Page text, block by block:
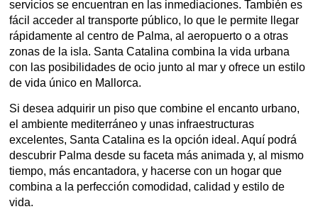
servicios se encuentran en las inmediaciones. También es
fácil acceder al transporte público, lo que le permite llegar
rápidamente al centro de Palma, al aeropuerto o a otras
zonas de la isla. Santa Catalina combina la vida urbana
con las posibilidades de ocio junto al mar y ofrece un estilo
de vida único en Mallorca.
Si desea adquirir un piso que combine el encanto urbano,
el ambiente mediterráneo y unas infraestructuras
excelentes, Santa Catalina es la opción ideal. Aquí podrá
descubrir Palma desde su faceta más animada y, al mismo
tiempo, más encantadora, y hacerse con un hogar que
combina a la perfección comodidad, calidad y estilo de
vida.